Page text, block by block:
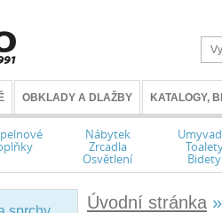
OBKLADY A DLAŽBY KATALOGY,
Nábytek
Zrcadla
Osvětlení Bidety
Úvodní stránka